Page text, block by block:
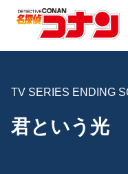
TV SERIES ENDING
君という光